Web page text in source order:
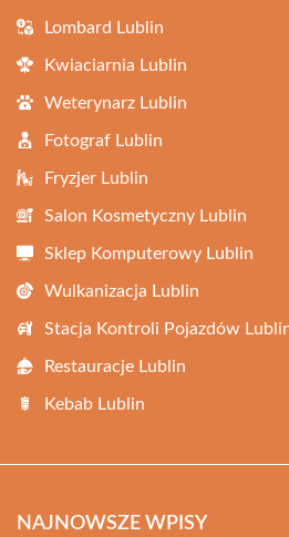
Lombard Lublin
Kwiaciarnia Lublin
Weterynarz Lublin
Fotograf Lublin
Fryzjer Lublin
Salon Kosmetyczny Lublin
Sklep Komputerowy Lublin
Wulkanizacja Lublin
Stacja Kontroli Pojazdów
Restauracje Lublin
Kebab Lublin
NAJNOWSZE WPISY